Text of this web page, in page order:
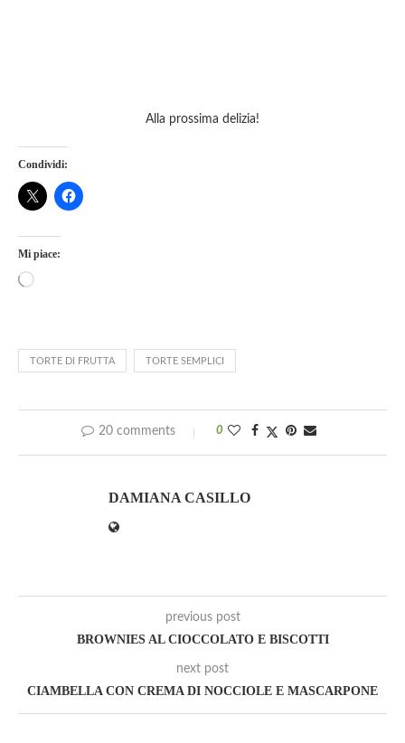
Alla prossima delizia!
Condividi:
Mi piace:
TORTE DI FRUTTA TORTE SEMPLICI
20 comments 0
DAMIANA CASILLO
previous post
BROWNIES AL CIOCCOLATO E BISCOTTI
next post
CIAMBELLA CON CREMA DI NOCCIOLE E MASCARPONE